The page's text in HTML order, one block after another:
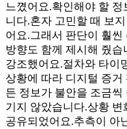
느꼈어요.확인해야 할
니다.혼자 고민할 때 보
어요.그래서 판단이 훨
방향도 함께 제시해 줬
강조했어요.절차와 타이
상황에 따라 디지털 증거
든 정보가 불안을 조금
기지 않았습니다.상황
공유되었어요.추측이 아